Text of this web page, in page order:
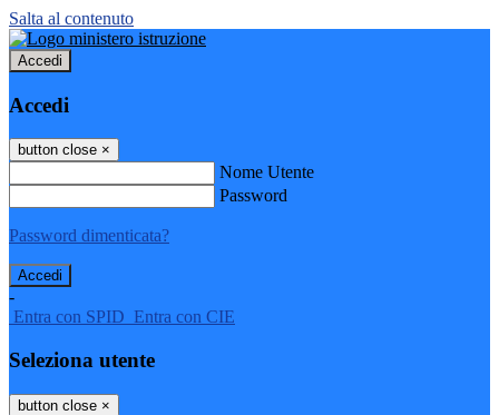
Salta al contenuto
Accedi
Accedi
button close ×
Nome Utente
Password
Password dimenticata?
-
Entra con SPID Entra con CIE
Seleziona utente
button close ×